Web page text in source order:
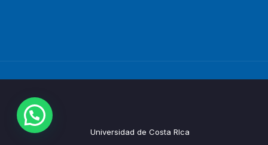
Universidad de Costa RIca